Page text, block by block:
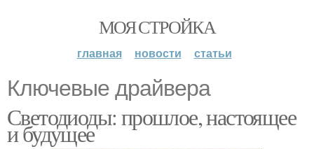
МОЯ СТРОЙКА
главная новости статьи
Ключевые драйвера
Светодиоды: прошлое, настоящее
и будущее